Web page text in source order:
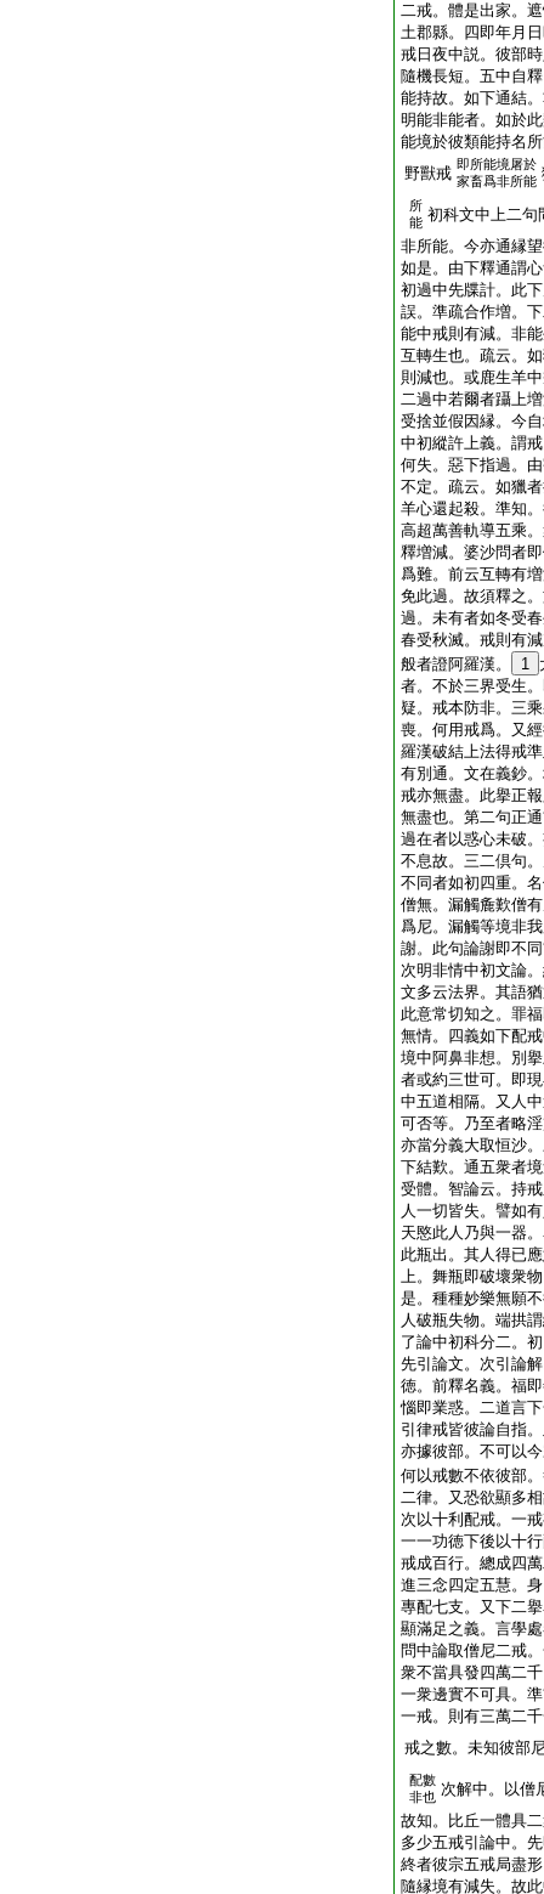
二戒。體是出家。
土郡縣。四即年月
戒日夜中説。彼部
隨機長短。五中自
能持故。如下通結
明能非能者。如於
能境於彼類能持名
野獸戒 即所能境屠於
家畜爲非所能
所
能 初科文中上二句
非所能。今亦通縁
如是。由下釋通謂
初過中先牒計。此
誤。準疏合作増。
能中戒則有減。非
互轉生也。疏云。
則減也。或鹿生羊
二過中若爾者躡上
受捨並假因縁。今
中初縱許上義。謂
何失。惡下指過。
不定。疏云。如獵
羊心還起殺。準知
高超萬善軌導五乘
釋増減。婆沙問者
爲難。前云互轉有
免此過。故須釋之
過。未有者如冬受
春受秋滅。戒則有
般者證阿羅漢。
1
者。不於三界受生
疑。戒本防非。三
喪。何用戒爲。又
羅漢破結上法得戒
有別通。文在義鈔
戒亦無盡。此擧正
無盡也。第二句正
過在者以惑心未破
不息故。三二倶句
不同者如初四重。
僧無。漏觸麁歎僧
爲尼。漏觸等境非
謝。此句論謝即不
次明非情中初文論
文多云法界。其語
此意常切知之。罪
無情。四義如下配
境中阿鼻非想。別
者或約三世可。即
中五道相隔。又人
可否等。乃至者略
亦當分義大取恒沙
下結歎。通五衆者
受體。智論云。持
人一切皆失。譬如
天愍此人乃與一器
此瓶出。其人得已
上。舞瓶即破壞衆
是。種種妙樂無願
人破瓶失物。端拱
了論中初科分二。
先引論文。次引論
徳。前釋名義。福
惱即業惑。二道言
引律戒皆彼論自指
亦據彼部。不可以
何以戒數不依彼部
二律。又恐欲顯多
次以十利配戒。一
一一功徳下後以十
戒成百行。總成四
進三念四定五慧。
專配七支。又下二
顯滿足之義。言學
問中論取僧尼二戒
衆不當具發四萬二
一衆邊實不可具。
一戒。則有三萬二
戒之數。未知彼部
配數
非也 次解中。以僧
故知。比丘一體具
多少五戒引論中。
終者彼宗五戒局盡
隨縁境有減失。故